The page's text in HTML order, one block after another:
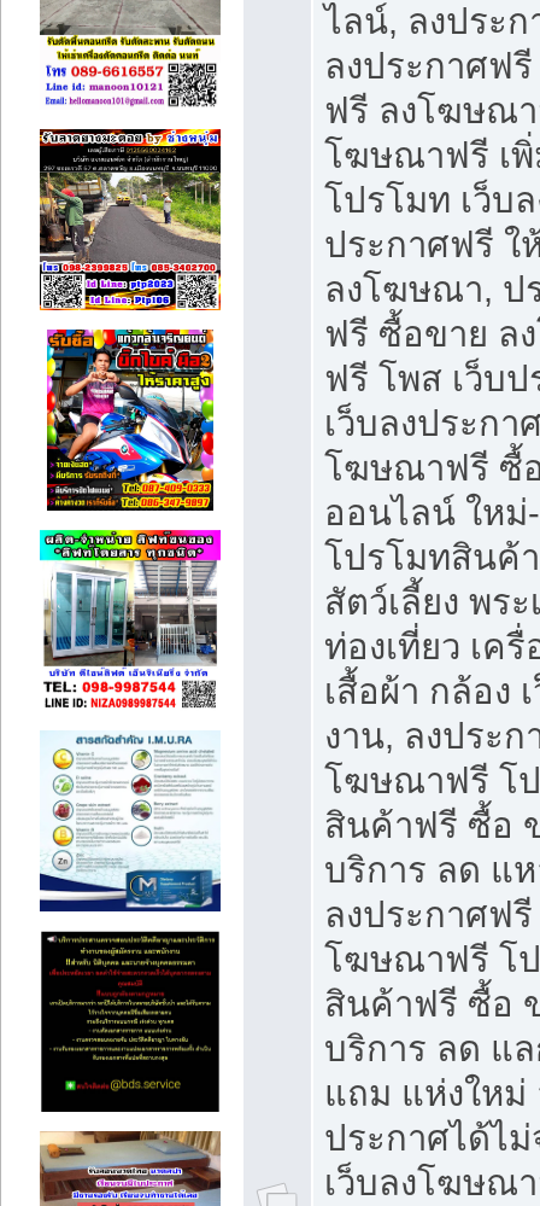
ไลน์, ลงประ
ลงประกาศฟ
ฟรี ลงโฆษณ
โฆษณาฟรี เพิ่
โปรโมท เว็บ
ประกาศฟรี
ลงโฆษณา, ป
ฟรี ซื้อขาย ล
ฟรี โพส เว็บป
เว็บลงประกา
โฆษณาฟรี ซื้
ออนไลน์ ใหม่
โปรโมทสินค้
สัตว์เลี้ยง พระ
ท่องเที่ยว เครื่
เสื้อผ้า กล้อง
งาน, ลงประก
โฆษณาฟรี โ
สินค้าฟรี ซื้อ
บริการ ลด แ
ลงประกาศฟรี
โฆษณาฟรี โ
สินค้าฟรี ซื้อ
บริการ ลด แ
แถม แห่งใหม่
ประกาศได้ไ
เว็บลงโฆษณ